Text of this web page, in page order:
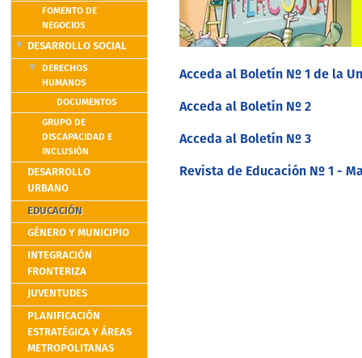
FOMENTO DE
NEGOCIOS
DESARROLLO SOCIAL
DERECHOS
HUMANOS
DOCUMENTOS
GRUPO DE
DISCAPACIDAD E
INCLUSIÓN
DESARROLLO
URBANO
EDUCACIÓN
GÉNERO Y MUNICIPIO
INTEGRACIÓN
FRONTERIZA
JUVENTUDES
PLANIFICACIÓN
ESTRATÉGICA Y ÁREAS
METROPOLITANAS
Acceda al Boletín Nº 1 de la
Acceda al Boletín Nº 2
Acceda al Boletín Nº 3
Revista de Educación Nº 1 -